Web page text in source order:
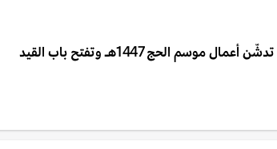
اليمن: وزارة الأوقاف تدشّن أعمال موسم الحج 1447هـ وتفتح باب القيد